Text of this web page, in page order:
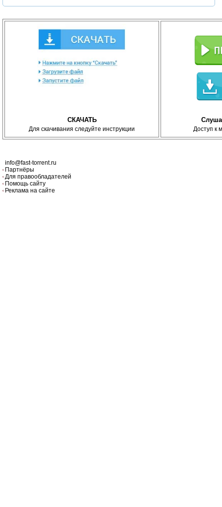
СКАЧАТЬ
Для скачивания следуйте инструкции Доступ к
info@fast-torrent.ru
Партнёры
Для правообладателей
Помощь сайту
Реклама на сайте